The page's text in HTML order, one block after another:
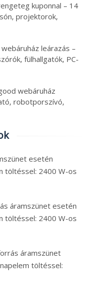
kuponnal – 14
projektorok,
leárazás –
fülhallgatók, PC-
webáruház
robotporszívó,
esetén
töltéssel: 2400 W-os
áramszünet esetén
töltéssel: 2400 W-os
áramszünet
töltéssel: